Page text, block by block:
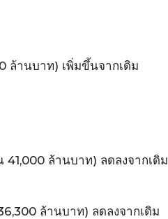
ล้านบาท) เพิ่มขึ้นจากเดิม
ล้านบาท) ลดลงจากเดิม
ล้านบาท) ลดลงจากเดิม